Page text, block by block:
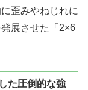
歪みやねじれに
展させた「2×6
た圧倒的な強